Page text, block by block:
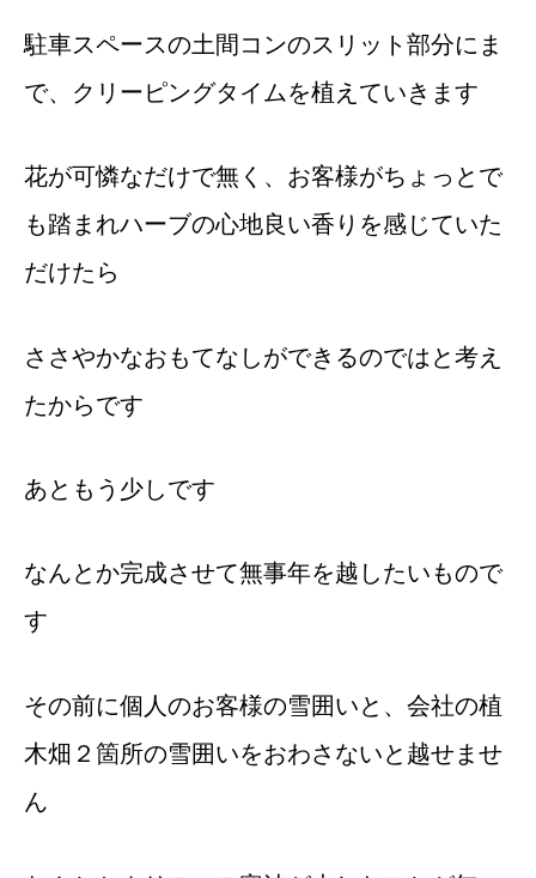
駐車スペースの土間コンのスリット部分にま
で、クリーピングタイムを植えていきます
花が可憐なだけで無く、お客様がちょっとで
も踏まれハーブの心地良い香りを感じていた
だけたら
ささやかなおもてなしができるのではと考え
たからです
あともう少しです
なんとか完成させて無事年を越したいもので
す
その前に個人のお客様の雪囲いと、会社の植
木畑２箇所の雪囲いをおわさないと越せませ
ん